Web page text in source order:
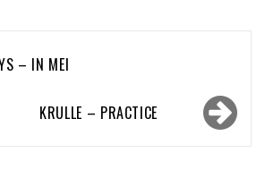
– IN MEI
KRULLE – PRACTICE